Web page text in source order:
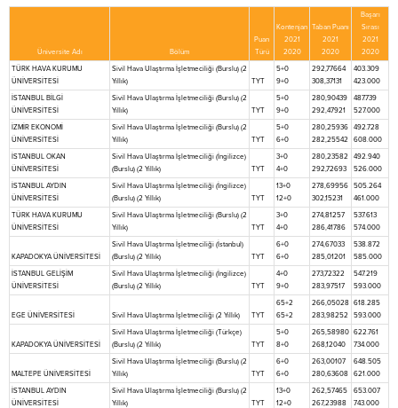
Üniversite Adı Bölüm
Puan
Türü
Kontenjan
2021
2020
Taban Puanı
2021
2020
Başarı
Sırası
2021
2020
TÜRK HAVA KURUMU
ÜNİVERSİTESİ
Sivil Hava Ulaştırma İşletmeciliği (Burslu) (2
Yıllık)
TYT
5+0
9+0
292,77664
308,37131
403.309
423.000
İSTANBUL BİLGİ
ÜNİVERSİTESİ
Sivil Hava Ulaştırma İşletmeciliği (Burslu) (2
Yıllık)
TYT
5+0
9+0
280,90439
292,47921
487.739
527.000
İZMİR EKONOMİ
ÜNİVERSİTESİ
Sivil Hava Ulaştırma İşletmeciliği (Burslu) (2
Yıllık)
TYT
5+0
6+0
280,25936
282,25542
492.728
608.000
İSTANBUL OKAN
ÜNİVERSİTESİ
Sivil Hava Ulaştırma İşletmeciliği (İngilizce)
(Burslu) (2 Yıllık)
TYT
3+0
4+0
280,23582
292,72693
492.940
526.000
İSTANBUL AYDIN
ÜNİVERSİTESİ
Sivil Hava Ulaştırma İşletmeciliği (İngilizce)
(Burslu) (2 Yıllık)
TYT
13+0
12+0
278,69956
302,15231
505.264
461.000
TÜRK HAVA KURUMU
ÜNİVERSİTESİ
Sivil Hava Ulaştırma İşletmeciliği (Burslu) (2
Yıllık)
TYT
3+0
4+0
274,81257
286,41786
537.613
574.000
KAPADOKYA ÜNİVERSİTESİ
Sivil Hava Ulaştırma İşletmeciliği (İstanbul)
(Burslu) (2 Yıllık)
TYT
6+0
6+0
274,67033
285,01201
538.872
585.000
İSTANBUL GELİŞİM
ÜNİVERSİTESİ
Sivil Hava Ulaştırma İşletmeciliği (İngilizce)
(Burslu) (2 Yıllık)
TYT
4+0
9+0
273,72322
283,97517
547.219
593.000
EGE ÜNİVERSİTESİ Sivil Hava Ulaştırma İşletmeciliği (2 Yıllık) TYT
65+2
65+2
266,05028
283,98252
618.285
593.000
KAPADOKYA ÜNİVERSİTESİ
Sivil Hava Ulaştırma İşletmeciliği (Türkçe)
(Burslu) (2 Yıllık)
TYT
5+0
8+0
265,58980
268,12040
622.761
734.000
MALTEPE ÜNİVERSİTESİ
Sivil Hava Ulaştırma İşletmeciliği (Burslu) (2
Yıllık)
TYT
6+0
6+0
263,00107
280,63608
648.505
621.000
İSTANBUL AYDIN
ÜNİVERSİTESİ
Sivil Hava Ulaştırma İşletmeciliği (Burslu) (2
Yıllık)
TYT
13+0
12+0
262,57465
267,23988
653.007
743.000